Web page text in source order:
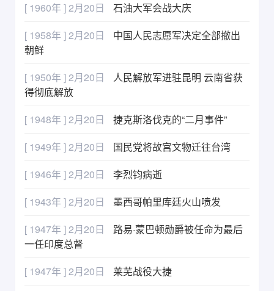
[ 1960年 ] 2月20日
石油大军会战大庆
[ 1958年 ] 2月20日
中国人民志愿军决定全部撤出
朝鲜
[ 1950年 ] 2月20日
人民解放军进驻昆明 云南省获
得彻底解放
[ 1948年 ] 2月20日
捷克斯洛伐克的“二月事件”
[ 1949年 ] 2月20日
国民党将故宫文物迁往台湾
[ 1946年 ] 2月20日
李烈钧病逝
[ 1943年 ] 2月20日
墨西哥帕里库廷火山喷发
[ 1947年 ] 2月20日
路易·蒙巴顿勋爵被任命为最后
一任印度总督
[ 1947年 ] 2月20日
莱芜战役大捷